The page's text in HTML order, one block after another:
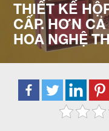
THIẾT KẾ
CẤP. HƠN
HOA NGHỆ